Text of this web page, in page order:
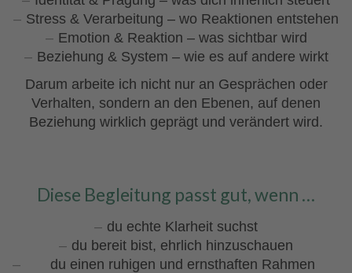
Stress & Verarbeitung – wo Reaktionen entstehen
Emotion & Reaktion – was sichtbar wird
Beziehung & System – wie es auf andere wirkt
Darum arbeite ich nicht nur an Gesprächen oder
Verhalten, sondern an den Ebenen, auf denen
Beziehung wirklich geprägt und verändert wird.
Diese Begleitung passt gut, wenn …
du echte Klarheit suchst
du bereit bist, ehrlich hinzuschauen
du einen ruhigen und ernsthaften Rahmen